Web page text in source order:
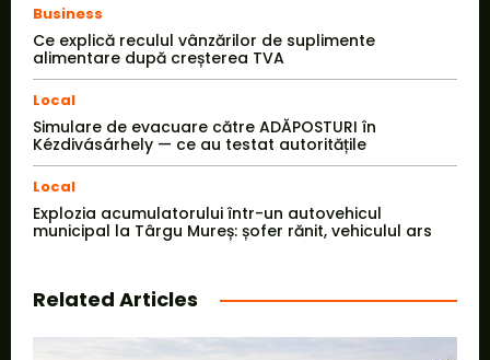
Business
Ce explică reculul vânzărilor de suplimente
alimentare după creșterea TVA
Local
Simulare de evacuare către ADĂPOSTURI în
Kézdivásárhely — ce au testat autoritățile
Local
Explozia acumulatorului într-un autovehicul
municipal la Târgu Mureș: șofer rănit, vehiculul ars
Related Articles